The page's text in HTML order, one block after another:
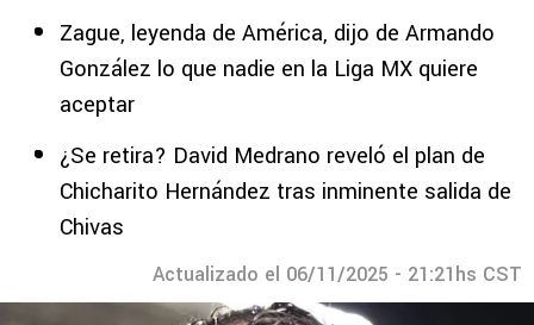
Zague, leyenda de América, dijo de Armando
González lo que nadie en la Liga MX quiere
aceptar
¿Se retira? David Medrano reveló el plan de
Chicharito Hernández tras inminente salida de
Chivas
Actualizado el 06/11/2025 - 21:21hs CST